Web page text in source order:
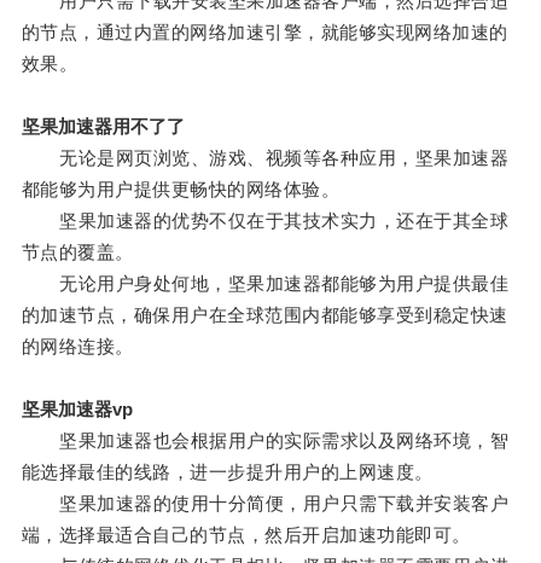
的节点，通过内置的网络加速引擎，就能够实现网络加速的
效果。
坚果加速器用不了了
无论是网页浏览、游戏、视频等各种应用，坚果加速器
都能够为用户提供更畅快的网络体验。
坚果加速器的优势不仅在于其技术实力，还在于其全球
节点的覆盖。
无论用户身处何地，坚果加速器都能够为用户提供最佳
的加速节点，确保用户在全球范围内都能够享受到稳定快速
的网络连接。
坚果加速器vp
坚果加速器也会根据用户的实际需求以及网络环境，智
能选择最佳的线路，进一步提升用户的上网速度。
坚果加速器的使用十分简便，用户只需下载并安装客户
端，选择最适合自己的节点，然后开启加速功能即可。